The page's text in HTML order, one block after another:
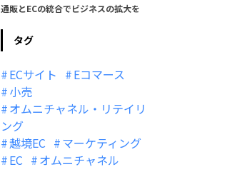
通販とECの統合でビジネスの拡大を
タグ
ECサイト
Eコマース
小売
オムニチャネル・リテイリ
ング
越境EC
マーケティング
EC
オムニチャネル